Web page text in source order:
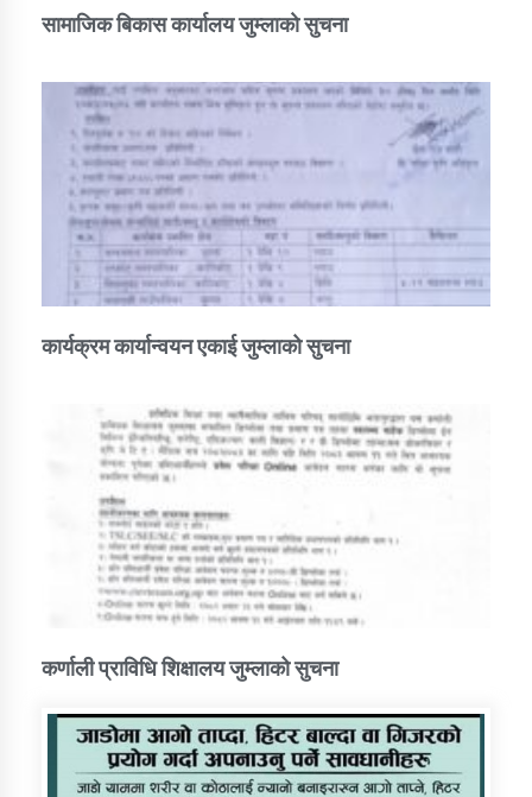
सामाजिक बिकास कार्यालय जुम्लाकाे सुचना
कार्यक्रम कार्यान्वयन एकाई जुम्लाको सुचना
कर्णाली प्राविधि शिक्षालय जुम्लाको सुचना